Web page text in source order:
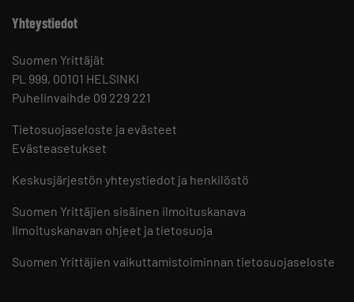
Yhteystiedot
Suomen Yrittäjät
PL 999, 00101 HELSINKI
Puhelinvaihde 09 229 221
Tietosuojaseloste ja evästeet
Evästeasetukset
Keskusjärjestön yhteystiedot ja henkilöstö
Suomen Yrittäjien sisäinen ilmoituskanava
Ilmoituskanavan ohjeet ja tietosuoja
Suomen Yrittäjien vaikuttamistoiminnan tietosuojaseloste